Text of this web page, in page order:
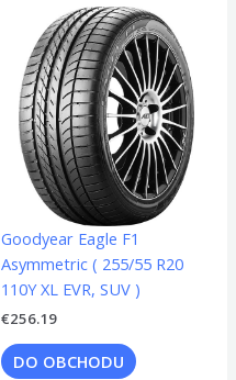
Goodyear Eagle F1
Asymmetric ( 255/55 R20
110Y XL EVR, SUV )
€256.19
DO OBCHODU